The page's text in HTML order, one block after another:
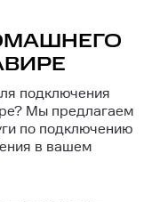
подключения
Мы предлагаем
по подключению
в вашем